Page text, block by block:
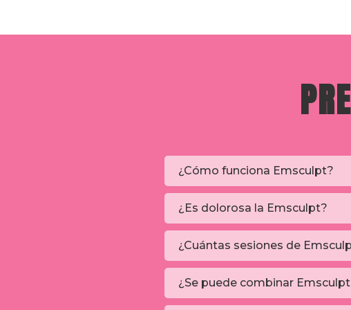
¿Cómo funciona Emsculpt?
¿Es dolorosa la Emsculpt?
¿Cuántas sesiones de
¿Se puede combinar